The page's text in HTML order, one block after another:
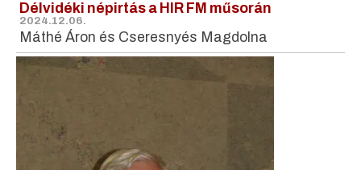
Délvidéki népirtás a HIR FM műsorán
2024.12.06.
Máthé Áron és Cseresnyés Magdolna